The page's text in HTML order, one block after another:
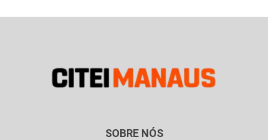
SOBRE NÓS